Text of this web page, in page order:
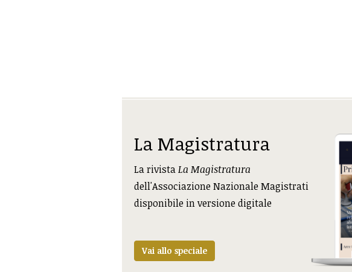
La Magistratura
La rivistaLa Magistratura
dell'Associazione Nazionale Magistrati
disponibile in versione digitale
Vai allo speciale